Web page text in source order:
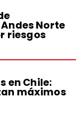
Norte
riesgos
en Chile:
máximos